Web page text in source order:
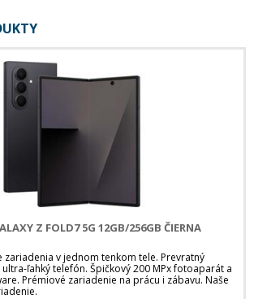
Z FOLD7 5G 12GB/256GB ČIERNA
zariadenia v jednom tenkom tele. Prevratný
ľahký telefón. Špičkový 200 MPx fotoaparát a
Prémiové zariadenie na prácu i zábavu. Naše